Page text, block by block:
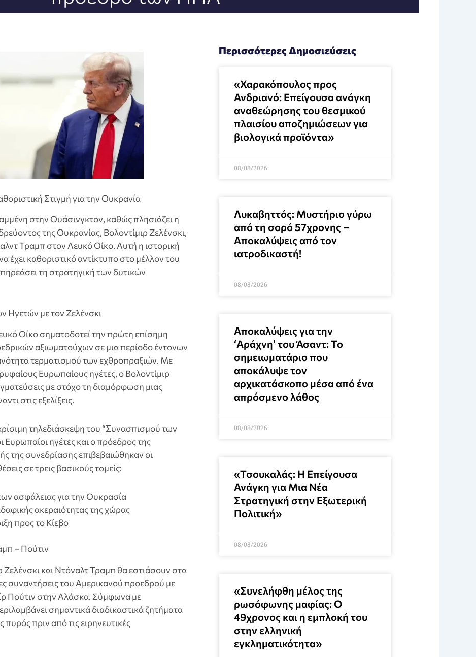
Στιγμή για την Ουκρανία
στην Ουάσινγκτον, καθώς πλησιάζει η
της Ουκρανίας, Βολοντίμιρ Ζελένσκι,
Τραμπ στον Λευκό Οίκο. Αυτή η ιστορική
έχει καθοριστικό αντίκτυπο στο μέλλον του
τη στρατηγική των δυτικών
Ηγετών με τον Ζελένσκι
Οίκο σηματοδοτεί την πρώτη επίσημη
αξιωματούχων σε μια περίοδο έντονων
τερματισμού των εχθροπραξιών. Με
Ευρωπαίους ηγέτες, ο Βολοντίμιρ
με στόχο τη διαμόρφωση μιας
στις εξελίξεις.
τηλεδιάσκεψη του “Συνασπισμού των
ηγέτες και ο πρόεδρος της
της συνεδρίασης επιβεβαιώθηκαν οι
σε τρεις βασικούς τομείς:
ασφάλειας για την Ουκρασία
ακεραιότητας της χώρας
προς το Κίεβο
– Πούτιν
Ζελένσκι και Ντόναλτ Τραμπ θα εστιάσουν στα
συναντήσεις του Αμερικανού προεδρού με
Πούτιν στην Αλάσκα. Σύμφωνα με
σημαντικά διαδικαστικά ζητήματα
πριν από τις ειρηνευτικές
Περισσότερες Δημοσιεύσεις
«Χαρακόπουλος προς
Ανδριανό: Επείγουσα ανάγκη
αναθεώρησης του θεσμικού
πλαισίου αποζημιώσεων για
βιολογικά προϊόντα»
08/08/2026
Λυκαβηττός: Μυστήριο γύρω
από τη σορό 57χρονης –
Αποκαλύψεις από τον
ιατροδικαστή!
08/08/2026
Αποκαλύψεις για την
‘Αράχνη’ του Άσαντ: Το
σημειωματάριο που
αποκάλυψε τον
αρχικατάσκοπο μέσα από ένα
απρόσμενο λάθος
08/08/2026
«Τσουκαλάς: Η Επείγουσα
Ανάγκη για Μια Νέα
Στρατηγική στην Εξωτερική
Πολιτική»
08/08/2026
«Συνελήφθη μέλος της
ρωσόφωνης μαφίας: Ο
49χρονος και η εμπλοκή του
στην ελληνική
εγκληματικότητα»